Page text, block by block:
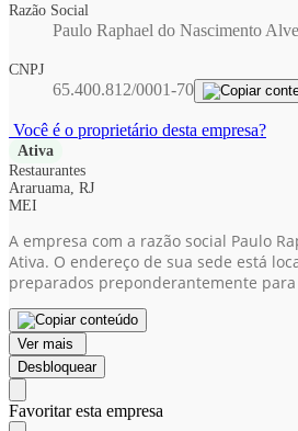
Razão Social
Paulo Raphael do Nascimento
CNPJ
65.400.812/0001-70
Você é o proprietário desta empresa?
Ativa
Restaurantes
Araruama, RJ
MEI
A empresa com a razão social Paulo
Ativa. O endereço de sua sede está
preparados preponderantemente para
Ver mais
Desbloquear
Favoritar esta empresa